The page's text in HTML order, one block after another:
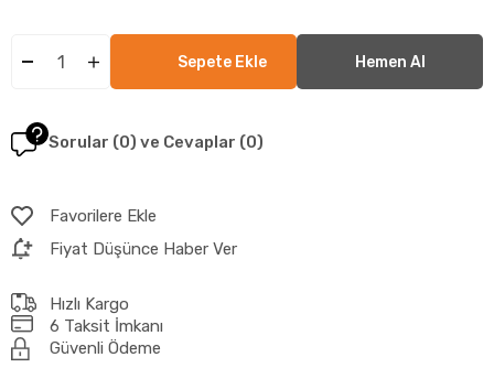
Sorular (0) ve Cevaplar (0)
Favorilere Ekle
Fiyat Düşünce Haber Ver
Hızlı Kargo
6 Taksit İmkanı
Güvenli Ödeme